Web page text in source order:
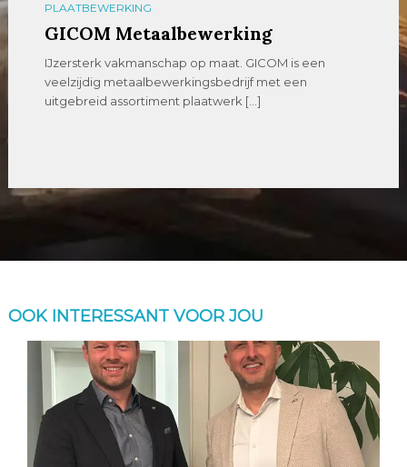
PLAATBEWERKING
GICOM Metaalbewerking
IJzersterk vakmanschap op maat. GICOM is een
veelzijdig metaalbewerkingsbedrijf met een
uitgebreid assortiment plaatwerk […]
OOK INTERESSANT VOOR JOU